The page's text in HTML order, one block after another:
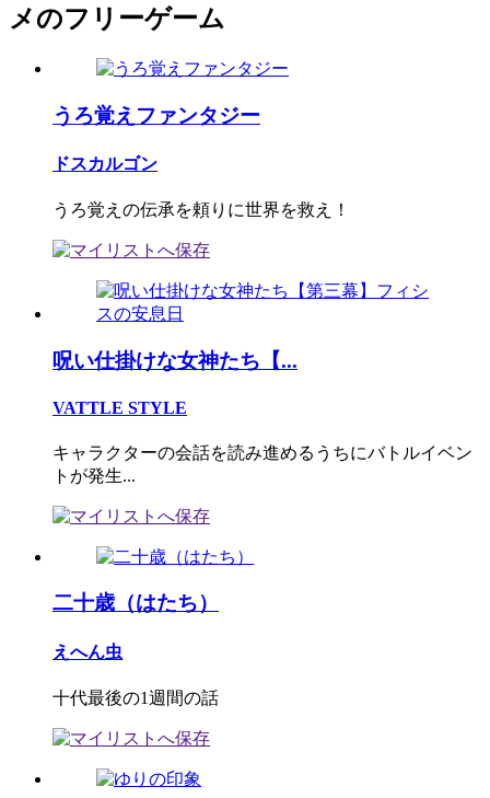
メのフリーゲーム
うろ覚えファンタジー
ドスカルゴン
うろ覚えの伝承を頼りに世界を救え！
呪い仕掛けな女神たち【...
VATTLE STYLE
キャラクターの会話を読み進めるうちにバトルイベン
トが発生...
二十歳（はたち）
えへん虫
十代最後の1週間の話